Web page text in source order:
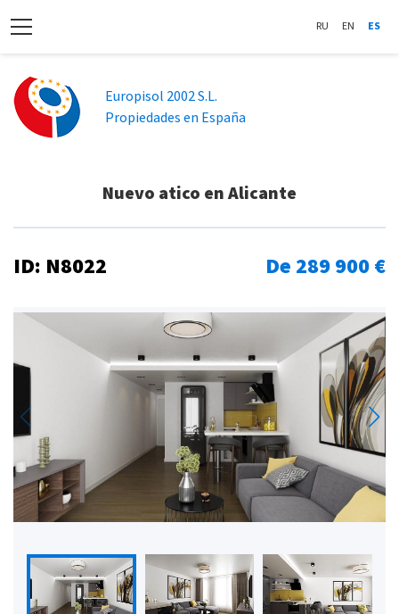
RU EN ES
Europisol 2002 S.L.
Propiedades en España
Nuevo atico en Alicante
ID: N8022 De 289 900 €